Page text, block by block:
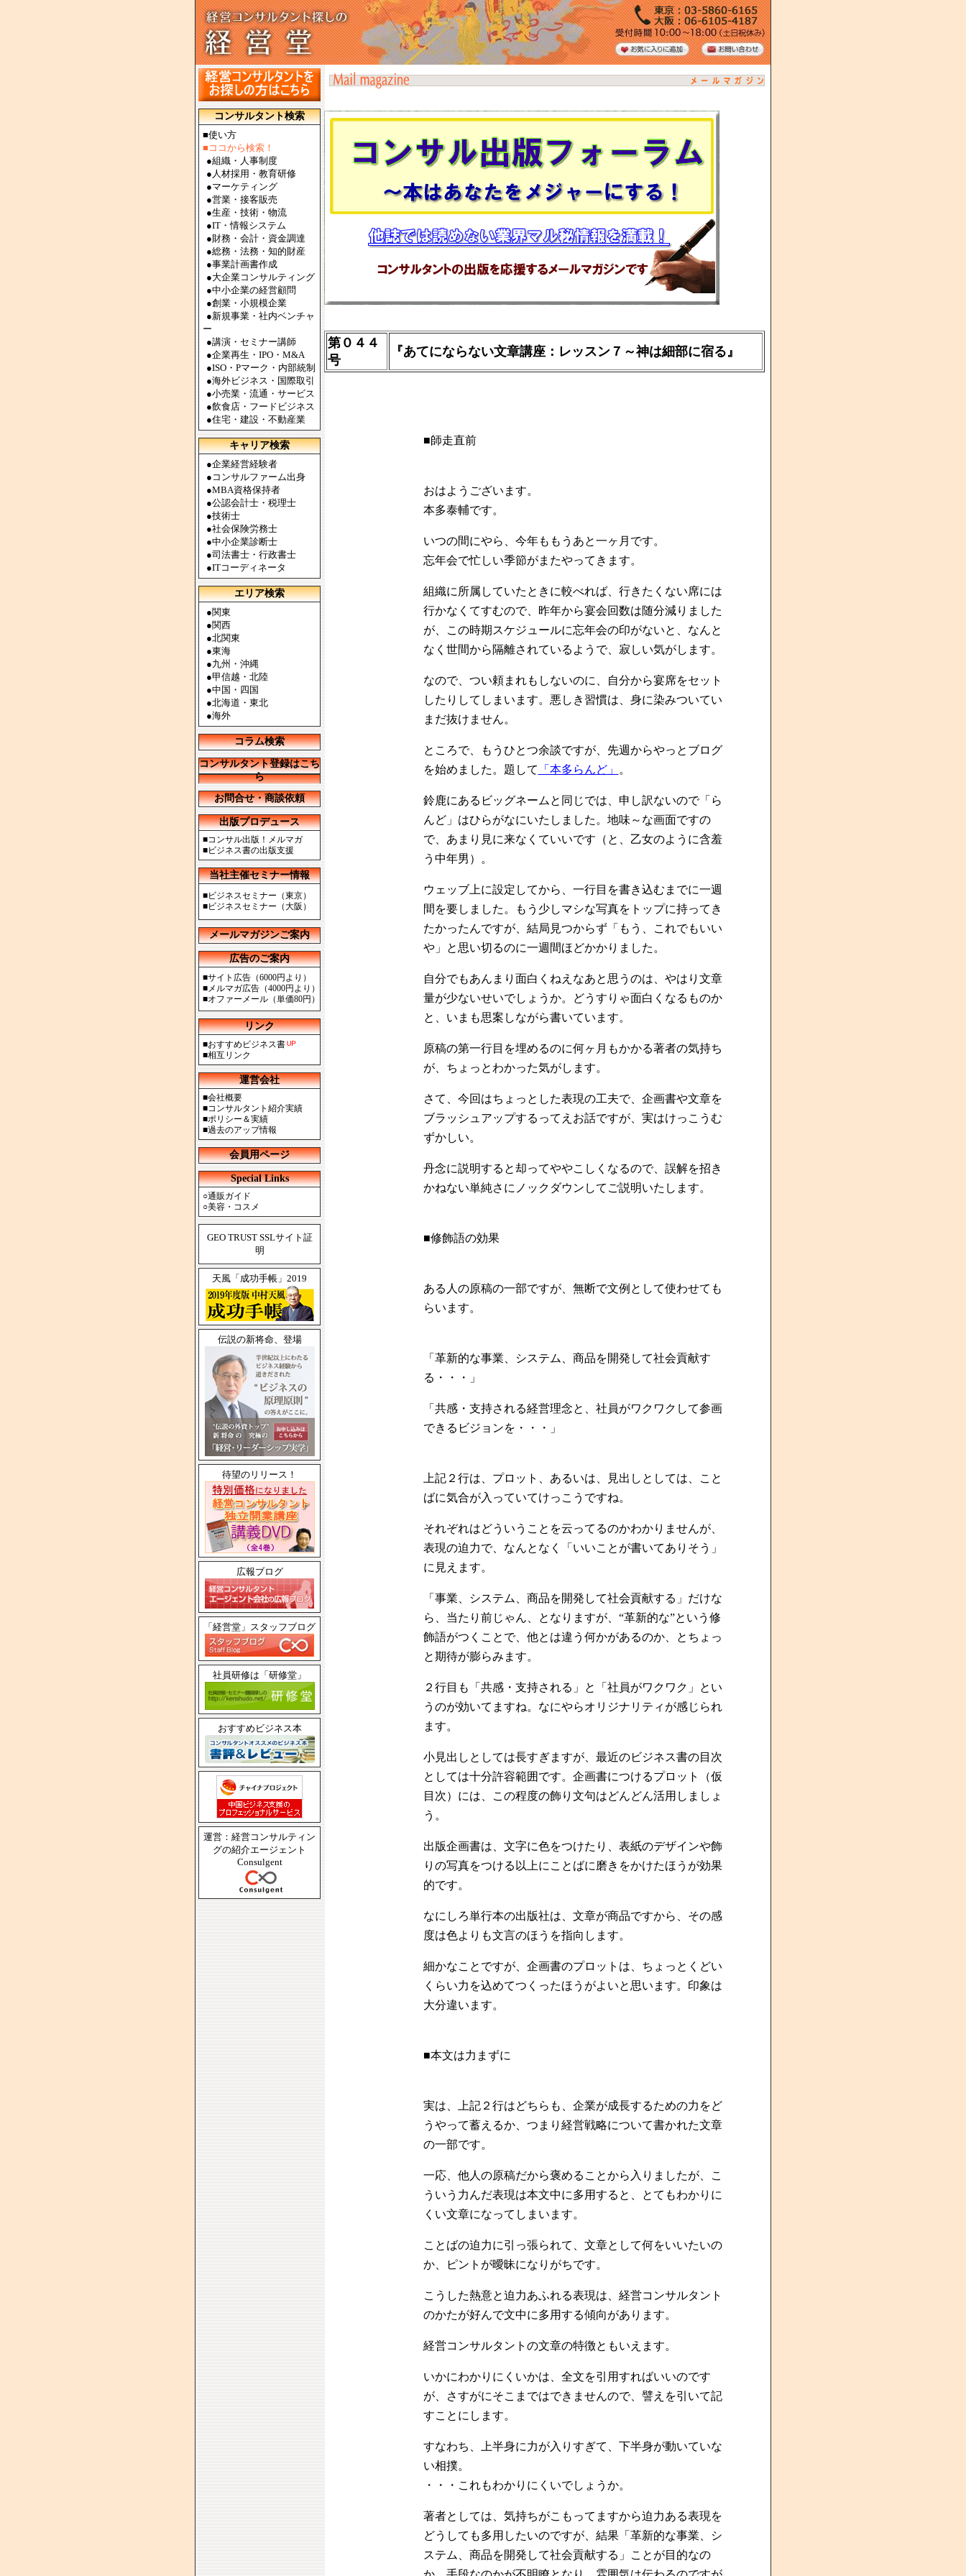
コンサルタント検索
■使い方
■ココから検索！
●組織・人事制度
● 人材採用・教育研修
●マーケティング
●営業・接客販売
●生産・技術・物流
●IT・情報システム
●財務・会計・資金調達
●総務・法務・知的財産
●事業計画書作成
●大企業コンサルティング
●中小企業の経営顧問
●創業・小規模企業
●新規事業・社内ベンチャ
ー
●講演・セミナー講師
●企業再生・IPO・M&A
●ISO・Pマーク・内部統制
●海外ビジネス・国際取引
●小売業・流通・サービス
●飲食店・フードビジネス
●住宅・建設・不動産業
キャリア検索
●企業経営経験者
● コンサルファーム出身
●MBA資格保持者
●公認会計士・税理士
●技術士
●社会保険労務士
●中小企業診断士
●司法書士・行政書士
●ITコーディネータ
エリア検索
●関東
●関西
●北関東
●東海
●九州・沖縄
●甲信越・北陸
●中国・四国
●北海道・東北
●海外
コラム検索
コンサルタント登録はこち
ら
お問合せ・商談依頼
出版プロデュース
■コンサル出版！メルマガ
■ビジネス書の出版支援
当社主催セミナー情報
■ビジネスセミナー（東京）
■ビジネスセミナー（大阪）
メールマガジンご案内
広告のご案内
■サイト広告（6000円より）
■メルマガ広告（4000円より）
■オファーメール（単価80円）
リンク
■おすすめビジネス書
■相互リンク
運営会社
■会社概要
■コンサルタント紹介実績
■ポリシー＆実績
■過去のアップ情報
会員用ページ
Special Links
○通販ガイド
○美容・コスメ
GEO TRUST SSLサイト証
明
天風「成功手帳」2019
伝説の新将命、登場
待望のリリース！
広報ブログ
「経営堂」スタッフブログ
社員研修は「研修堂」
おすすめビジネス本
運営：経営コンサルティン
グの紹介エージェント
Consulgent
第０４４
号
『あてにならない文章講座：レッスン７～神は細部に宿る』
■師走直前
おはようございます。
本多泰輔です。
いつの間にやら、今年ももうあと一ヶ月です。
忘年会で忙しい季節がまたやってきます。
組織に所属していたときに較べれば、行きたくない席には
行かなくてすむので、昨年から宴会回数は随分減りました
が、この時期スケジュールに忘年会の印がないと、なんと
なく世間から隔離されているようで、寂しい気がします。
なので、つい頼まれもしないのに、自分から宴席をセット
したりしてしまいます。悪しき習慣は、身に染みついてい
まだ抜けません。
ところで、もうひとつ余談ですが、先週からやっとブログ
を始めました。題して 「本多らんど」 。
鈴鹿にあるビッグネームと同じでは、申し訳ないので「ら
んど」はひらがなにいたしました。地味～な画面ですの
で、あまり見に来なくていいです（と、乙女のように含羞
う中年男）。
ウェッブ上に設定してから、一行目を書き込むまでに一週
間を要しました。もう少しマシな写真をトップに持ってき
たかったんですが、結局見つからず「もう、これでもいい
や」と思い切るのに一週間ほどかかりました。
自分でもあんまり面白くねえなあと思うのは、やはり文章
量が少ないせいでしょうか。どうすりゃ面白くなるものか
と、いまも思案しながら書いています。
原稿の第一行目を埋めるのに何ヶ月もかかる著者の気持ち
が、ちょっとわかった気がします。
さて、今回はちょっとした表現の工夫で、企画書や文章を
ブラッシュアップするってえお話ですが、実はけっこうむ
ずかしい。
丹念に説明すると却ってややこしくなるので、誤解を招き
かねない単純さにノックダウンしてご説明いたします。
■修飾語の効果
ある人の原稿の一部ですが、無断で文例として使わせても
らいます。
「革新的な事業、システム、商品を開発して社会貢献す
る・・・」
「共感・支持される経営理念と、社員がワクワクして参画
できるビジョンを・・・」
上記２行は、プロット、あるいは、見出しとしては、こと
ばに気合が入っていてけっこうですね。
それぞれはどういうことを云ってるのかわかりませんが、
表現の迫力で、なんとなく「いいことが書いてありそう」
に見えます。
「事業、システム、商品を開発して社会貢献する」だけな
ら、当たり前じゃん、となりますが、“革新的な”という修
飾語がつくことで、他とは違う何かがあるのか、とちょっ
と期待が膨らみます。
２行目も「共感・支持される」と「社員がワクワク」とい
うのが効いてますね。なにやらオリジナリティが感じられ
ます。
小見出しとしては長すぎますが、最近のビジネス書の目次
としては十分許容範囲です。企画書につけるプロット（仮
目次）には、この程度の飾り文句はどんどん活用しましょ
う。
出版企画書は、文字に色をつけたり、表紙のデザインや飾
りの写真をつける以上にことばに磨きをかけたほうが効果
的です。
なにしろ単行本の出版社は、文章が商品ですから、その感
度は色よりも文言のほうを指向します。
細かなことですが、企画書のプロットは、ちょっとくどい
くらい力を込めてつくったほうがよいと思います。印象は
大分違います。
■本文は力まずに
実は、上記２行はどちらも、企業が成長するための力をど
うやって蓄えるか、つまり経営戦略について書かれた文章
の一部です。
一応、他人の原稿だから褒めることから入りましたが、こ
ういう力んだ表現は本文中に多用すると、とてもわかりに
くい文章になってしまいます。
ことばの迫力に引っ張られて、文章として何をいいたいの
か、ピントが曖昧になりがちです。
こうした熱意と迫力あふれる表現は、経営コンサルタント
のかたが好んで文中に多用する傾向があります。
経営コンサルタントの文章の特徴ともいえます。
いかにわかりにくいかは、全文を引用すればいいのです
が、さすがにそこまではできませんので、譬えを引いて記
すことにします。
すなわち、上半身に力が入りすぎて、下半身が動いていな
い相撲。
・・・これもわかりにくいでしょうか。
著者としては、気持ちがこもってますから迫力ある表現を
どうしても多用したいのですが、結果「革新的な事業、シ
ステム、商品を開発して社会貢献する」ことが目的なの